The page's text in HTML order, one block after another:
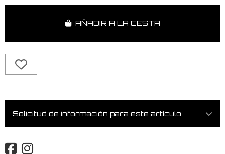
AÑADIR A LA CESTA
Solicitud de información para este artículo